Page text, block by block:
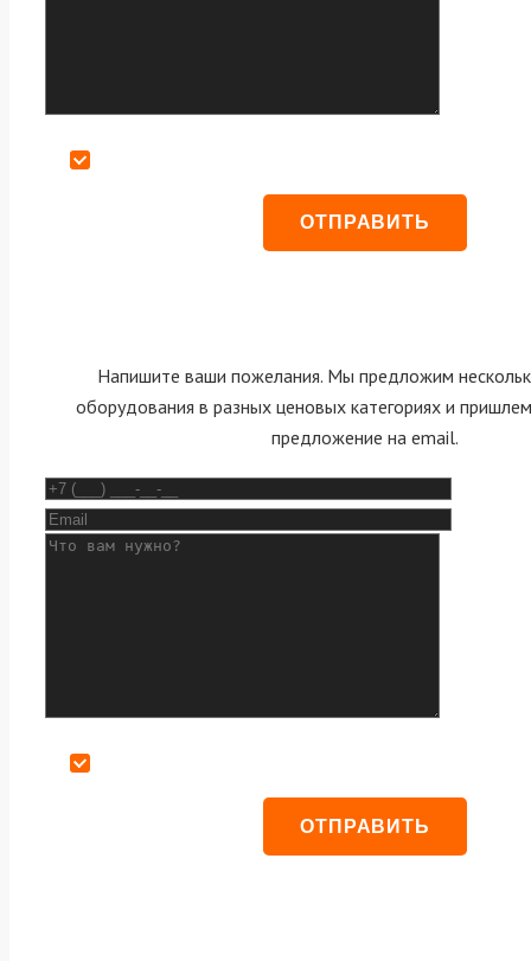
Напишите ваши пожелания. Мы предложим
оборудования в разных ценовых категориях и
предложение на email.